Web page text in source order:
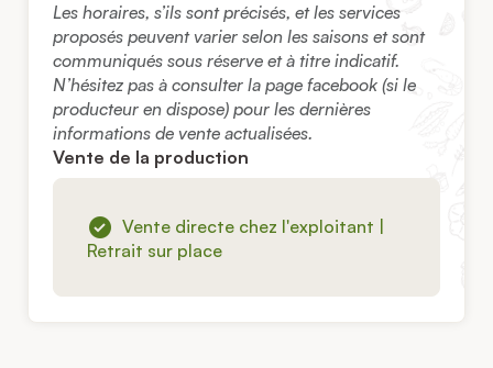
Les horaires, s’ils sont précisés, et les services
proposés peuvent varier selon les saisons et sont
communiqués sous réserve et à titre indicatif.
N’hésitez pas à consulter la page facebook (si le
producteur en dispose) pour les dernières
informations de vente actualisées.
Vente de la production
Vente directe chez l'exploitant |
Retrait sur place